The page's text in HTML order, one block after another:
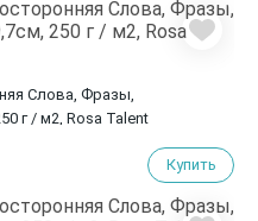
Слова, Фразы,
г / м2, Rosa Talent
Купить